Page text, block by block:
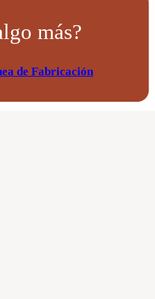
más?
de Fabricación